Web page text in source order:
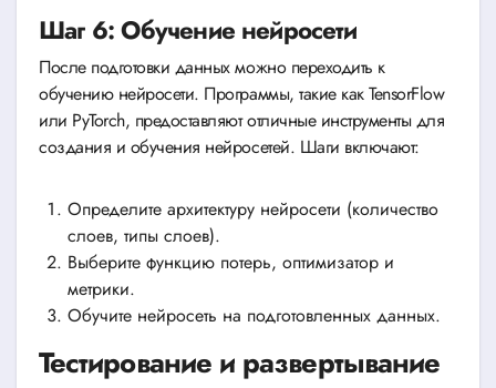
Шаг 6: Обучение нейросети
После подготовки данных можно переходить к
обучению нейросети. Программы, такие как TensorFlow
или PyTorch, предоставляют отличные инструменты для
создания и обучения нейросетей. Шаги включают:
Определите архитектуру нейросети (количество
слоев, типы слоев).
Выберите функцию потерь, оптимизатор и
метрики.
Обучите нейросеть на подготовленных данных.
Тестирование и развертывание